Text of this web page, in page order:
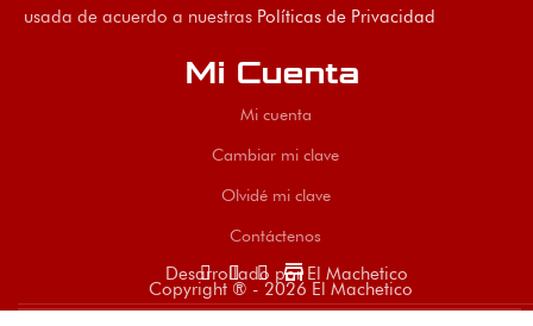
usada de acuerdo a nuestras Políticas de Privacidad
Mi Cuenta
Mi cuenta
Cambiar mi clave
Olvidé mi clave
Contáctenos
store
Desarrollado por El Machetico
Copyright ® - 2026 El Machetico